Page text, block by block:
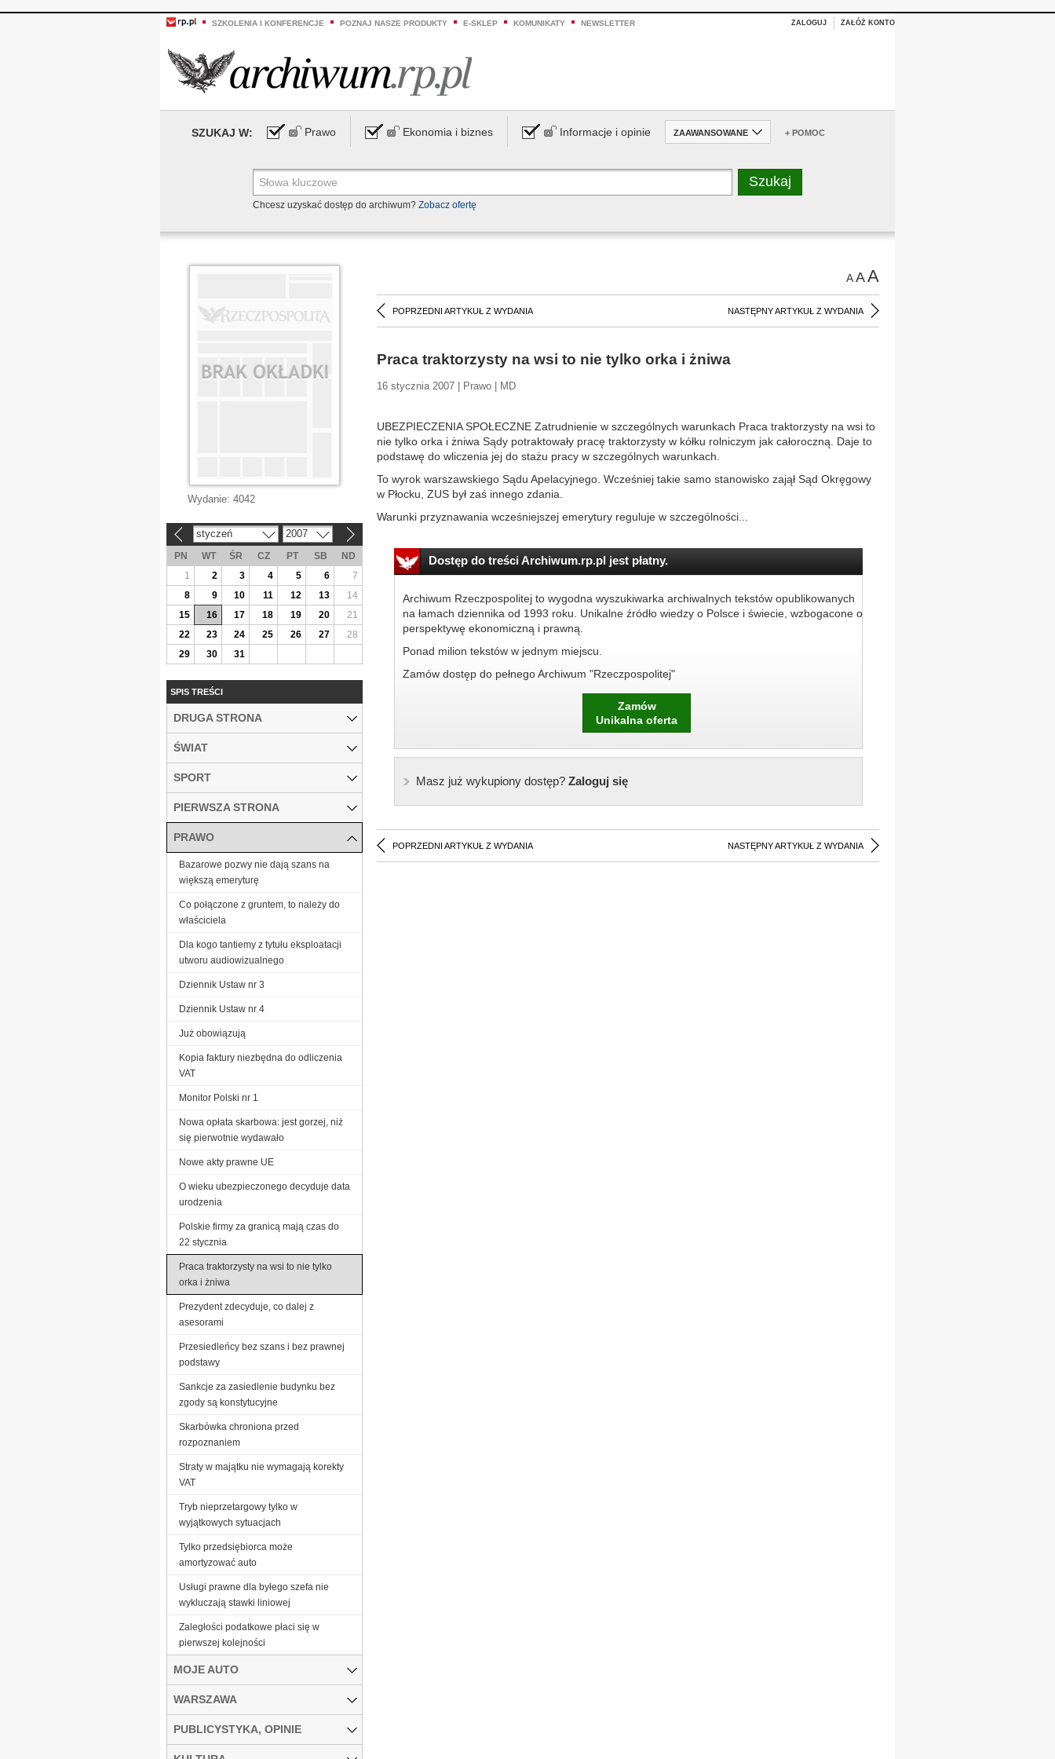
SZKOLENIA I KONFERENCJE POZNAJ NASZE PRODUKTY E-SKLEP KOMUNIKATY NEWSLETTER ZALOGUJ ZAŁÓŻ KONTO
SZUKAJ W: Prawo Ekonomia i biznes Informacje i opinie ZAAWANSOWANE + POMOC
Chcesz uzyskać dostęp do archiwum? Zobacz ofertę
AAA
POPRZEDNI ARTYKUŁ Z WYDANIA NASTĘPNY ARTYKUŁ Z WYDANIA
Praca traktorzysty na wsi to nie tylko orka i żniwa
16 stycznia 2007 | Prawo | MD
UBEZPIECZENIA SPOŁECZNE Zatrudnienie w szczególnych warunkach Praca traktorzysty na wsi to
nie tylko orka i żniwa Sądy potraktowały pracę traktorzysty w kółku rolniczym jak całoroczną. Daje to
podstawę do wliczenia jej do stażu pracy w szczególnych warunkach.
To wyrok warszawskiego Sądu Apelacyjnego. Wcześniej takie samo stanowisko zajął Sąd Okręgowy
w Płocku, ZUS był zaś innego zdania.
Warunki przyznawania wcześniejszej emerytury reguluje w szczególności...
Dostęp do treści Archiwum.rp.pl jest płatny.
Archiwum Rzeczpospolitej to wygodna wyszukiwarka archiwalnych tekstów opublikowanych
na łamach dziennika od 1993 roku. Unikalne źródło wiedzy o Polsce i świecie, wzbogacone o
perspektywę ekonomiczną i prawną.
Ponad milion tekstów w jednym miejscu.
Zamów dostęp do pełnego Archiwum "Rzeczpospolitej"
Zamów
Unikalna oferta
Masz już wykupiony dostęp?Zaloguj się
POPRZEDNI ARTYKUŁ Z WYDANIA NASTĘPNY ARTYKUŁ Z WYDANIA
Wydanie: 4042
styczeń 2007
PN WT ŚR CZ PT SB
ND
1
2 3 4 5 6
7
8
9 10 11 12 13
14
15
16 17 18 19 20
21
22
23 24 25 26 27
28
29
30 31
SPIS TREŚCI
DRUGA STRONA
ŚWIAT
SPORT
PIERWSZA STRONA
PRAWO
Bazarowe pozwy nie dają szans na
większą emeryturę
Co połączone z gruntem, to należy do
właściciela
Dla kogo tantiemy z tytułu eksploatacji
utworu audiowizualnego
Dziennik Ustaw nr 3
Dziennik Ustaw nr 4
Już obowiązują
Kopia faktury niezbędna do odliczenia
VAT
Monitor Polski nr 1
Nowa opłata skarbowa: jest gorzej, niż
się pierwotnie wydawało
Nowe akty prawne UE
O wieku ubezpieczonego decyduje data
urodzenia
Polskie firmy za granicą mają czas do
22 stycznia
Praca traktorzysty na wsi to nie tylko
orka i żniwa
Prezydent zdecyduje, co dalej z
asesorami
Przesiedleńcy bez szans i bez prawnej
podstawy
Sankcje za zasiedlenie budynku bez
zgody są konstytucyjne
Skarbówka chroniona przed
rozpoznaniem
Straty w majątku nie wymagają korekty
VAT
Tryb nieprzetargowy tylko w
wyjątkowych sytuacjach
Tylko przedsiębiorca może
amortyzować auto
Usługi prawne dla byłego szefa nie
wykluczają stawki liniowej
Zaległości podatkowe płaci się w
pierwszej kolejności
MOJE AUTO
WARSZAWA
PUBLICYSTYKA, OPINIE